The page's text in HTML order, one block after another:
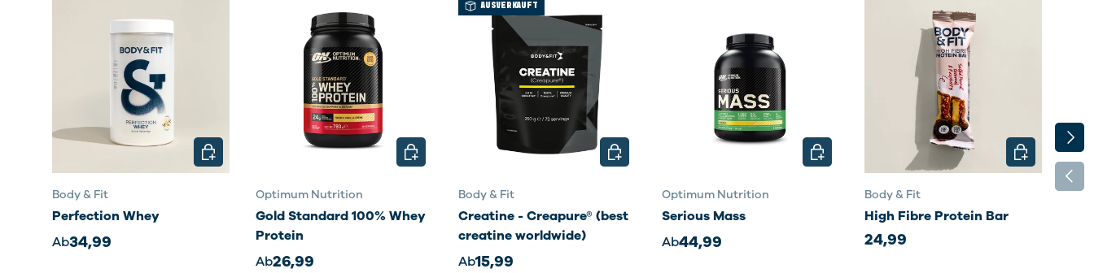
Body & Fit
Perfection Whey
Ab34,99
OPTIONEN AUSWÄHLEN
Optimum Nutrition
Gold Standard 100% Whey
Protein
Ab26,99
OPTIONEN AUSWÄHLEN
AUSVERKAUFT
Body & Fit
Creatine - Creapure® (best
creatine worldwide)
Ab15,99
OPTIONEN AUSWÄHLEN
Optimum Nutrition
Serious Mass
Ab44,99
OPTIONEN AUSWÄHLEN
Body & Fit
High Fibre Protein Bar
24,99
OPTIONEN